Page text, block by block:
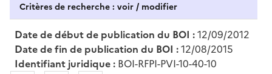
Critères de recherche : voir / modifier
Date de début de publication du BOI :12/09/2012
Date de fin de publication du BOI :12/08/2015
Identifiant juridique : BOI-RFPI-PVI-10-40-10